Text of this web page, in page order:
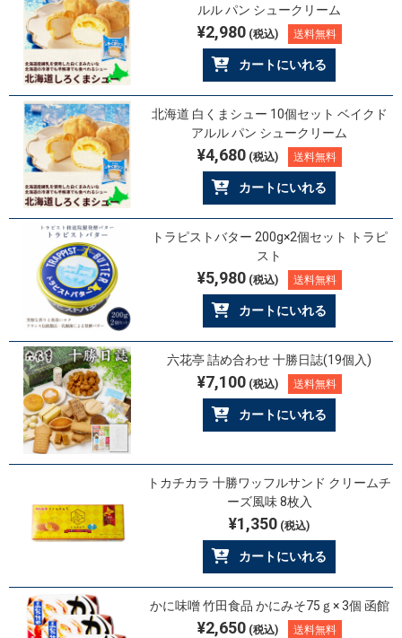
ルル パン シュークリーム
¥2,980(税込) 送料無料
カートにいれる
北海道 白くまシュー 10個セット ベイクド
アルル パン シュークリーム
¥4,680(税込) 送料無料
カートにいれる
トラピストバター 200g×2個セット トラピ
スト
¥5,980(税込) 送料無料
カートにいれる
六花亭 詰め合わせ 十勝日誌(19個入)
¥7,100(税込) 送料無料
カートにいれる
トカチカラ 十勝ワッフルサンド クリームチ
ーズ風味 8枚入
¥1,350 (税込)
カートにいれる
かに味噌 竹田食品 かにみそ75ｇ× 3個 函館
¥2,650(税込) 送料無料